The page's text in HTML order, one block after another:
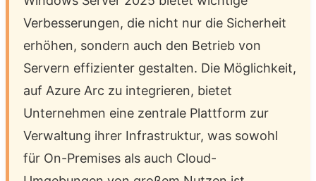
Verbesserungen, die nicht nur die Sicherheit
erhöhen, sondern auch den Betrieb von
Servern effizienter gestalten. Die Möglichkeit,
auf Azure Arc zu integrieren, bietet
Unternehmen eine zentrale Plattform zur
Verwaltung ihrer Infrastruktur, was sowohl
für On-Premises als auch Cloud-